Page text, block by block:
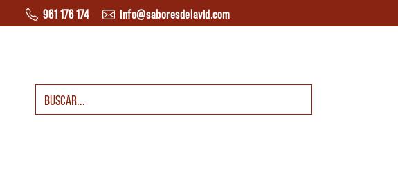
Saltar al contenido
961 176 174 info@saboresdelavid.com
Buscar: